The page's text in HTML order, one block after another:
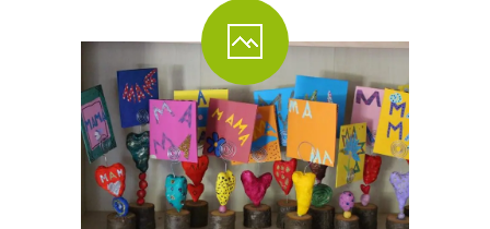
PRADINĖ MOKYKLA
-- PRADINUKO DIENA
-- MOKYKLOS APLINKA
-- MAITINIMAS
-- MOKYMOSI PASIEKIMAI